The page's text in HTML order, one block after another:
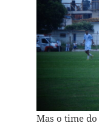
Mas o time do